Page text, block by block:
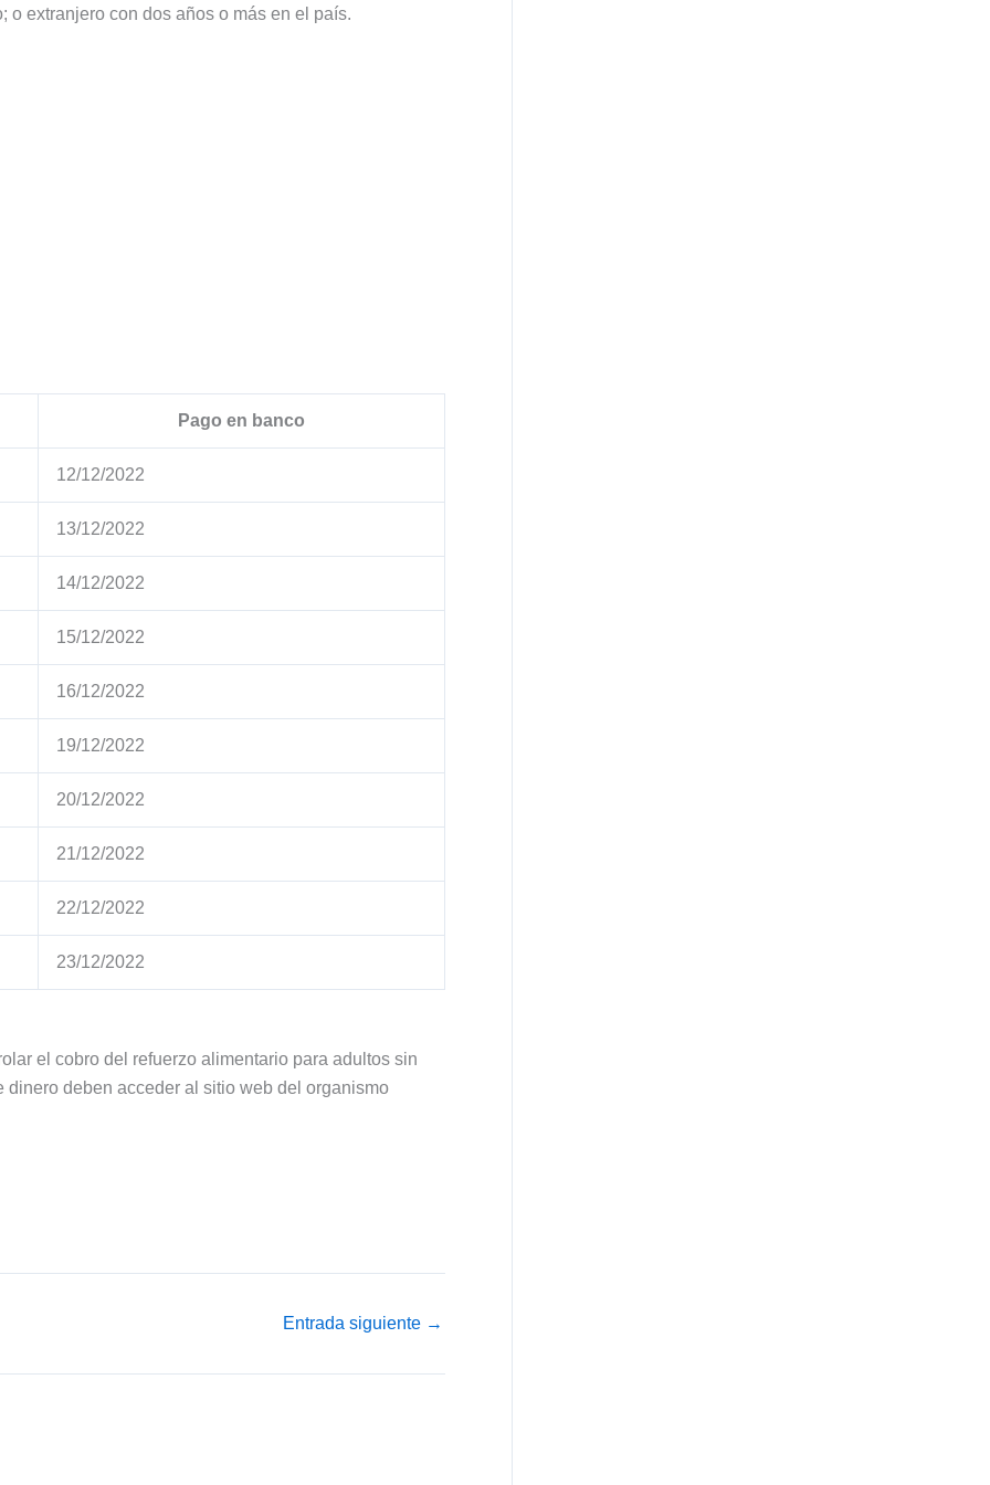
o extranjero con dos años o más en el país.
Pago en banco
12/12/2022
13/12/2022
14/12/2022
15/12/2022
16/12/2022
19/12/2022
20/12/2022
21/12/2022
22/12/2022
23/12/2022
el cobro del refuerzo alimentario para adultos sin
deben acceder al sitio web del organismo
Entrada siguiente →